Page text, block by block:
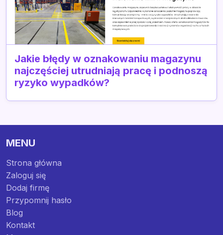
Jakie błędy w oznakowaniu magazynu
najczęściej utrudniają pracę i podnoszą
ryzyko wypadków?
MENU
Strona główna
Zaloguj się
Dodaj firmę
Przypomnij hasło
Blog
Kontakt